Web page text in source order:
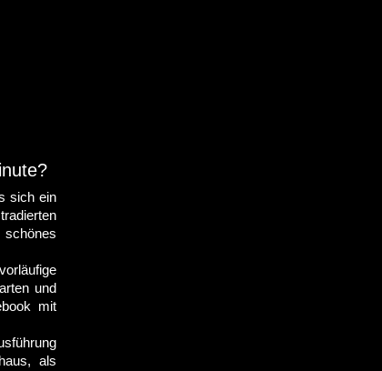
sich ein
und
mit
als